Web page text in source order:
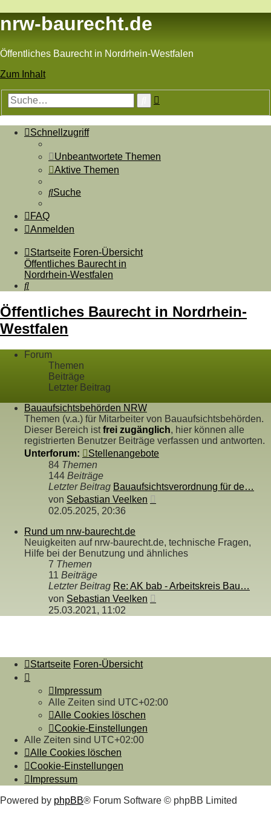
nrw-baurecht.de
Öffentliches Baurecht in Nordrhein-Westfalen
Zum Inhalt
Suche
Schnellzugriff
Unbeantwortete Themen
Aktive Themen
Suche
FAQ
Anmelden
Startseite Foren-Übersicht
Öffentliches Baurecht in
Nordrhein-Westfalen
Suche
Öffentliches Baurecht in Nordrhein-
Westfalen
Forum
Themen
Beiträge
Letzter Beitrag
Bauaufsichtsbehörden NRW
Themen (v.a.) für Mitarbeiter von Bauaufsichtsbehörden.
Dieser Bereich istfrei zugänglich, hier können alle
registrierten Benutzer Beiträge verfassen und antworten.
Unterforum:
Stellenangebote
84 Themen
144 Beiträge
Letzter Beitrag Bauaufsichtsverordnung für de…
von Sebastian Veelken
02.05.2025, 20:36
Rund um nrw-baurecht.de
Neuigkeiten auf nrw-baurecht.de, technische Fragen,
Hilfe bei der Benutzung und ähnliches
7 Themen
11 Beiträge
Letzter Beitrag Re: AK bab - Arbeitskreis Bau…
von Sebastian Veelken
25.03.2021, 11:02
Startseite Foren-Übersicht
Impressum
Alle Zeiten sind UTC+02:00
Alle Cookies löschen
Cookie-Einstellungen
Alle Zeiten sind UTC+02:00
Alle Cookies löschen
Cookie-Einstellungen
Impressum
Powered by phpBB® Forum Software © phpBB Limited